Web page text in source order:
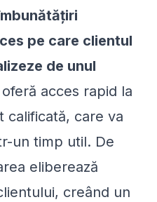
pe care clientul
de unul
acces rapid la
calificată, care va
un timp util. De
eliberează
creând un